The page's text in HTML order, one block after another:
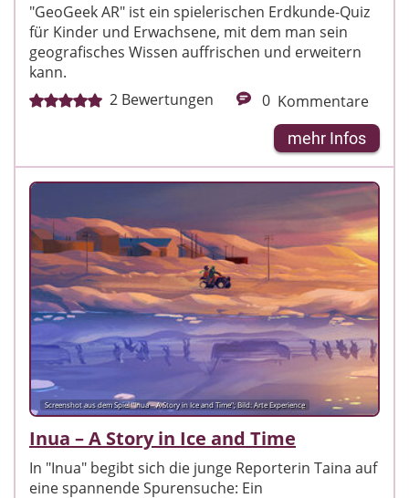
"GeoGeek AR" ist ein spielerischen Erdkunde-Quiz
für Kinder und Erwachsene, mit dem man sein
geografisches Wissen auffrischen und erweitern
kann.
2 Bewertungen 0 Kommentare
mehr Infos
Screenshot aus dem Spiel "Inua – A Story in Ice and Time"; Bild: Arte Experience
Inua – A Story in Ice and Time
In "Inua" begibt sich die junge Reporterin Taina auf
eine spannende Spurensuche: Ein